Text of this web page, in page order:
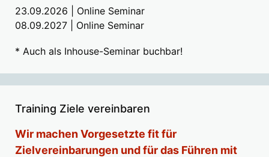
23.09.2026 | Online Seminar
08.09.2027 | Online Seminar
* Auch als Inhouse-Seminar buchbar!
Training Ziele vereinbaren
Wir machen Vorgesetzte fit für
Zielvereinbarungen und für das Führen mit